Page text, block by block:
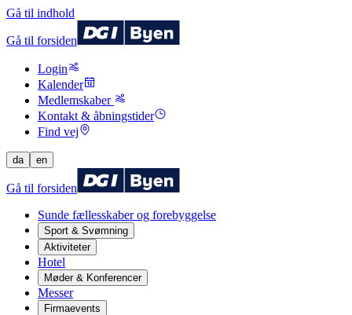
Gå til indhold
Gå til forsiden
Login
Kalender
Medlemskaber
Kontakt & åbningstider
Find vej
da en
Gå til forsiden
Sunde fællesskaber og forebyggelse
Sport & Svømning
Aktiviteter
Hotel
Møder & Konferencer
Messer
Firmaevents